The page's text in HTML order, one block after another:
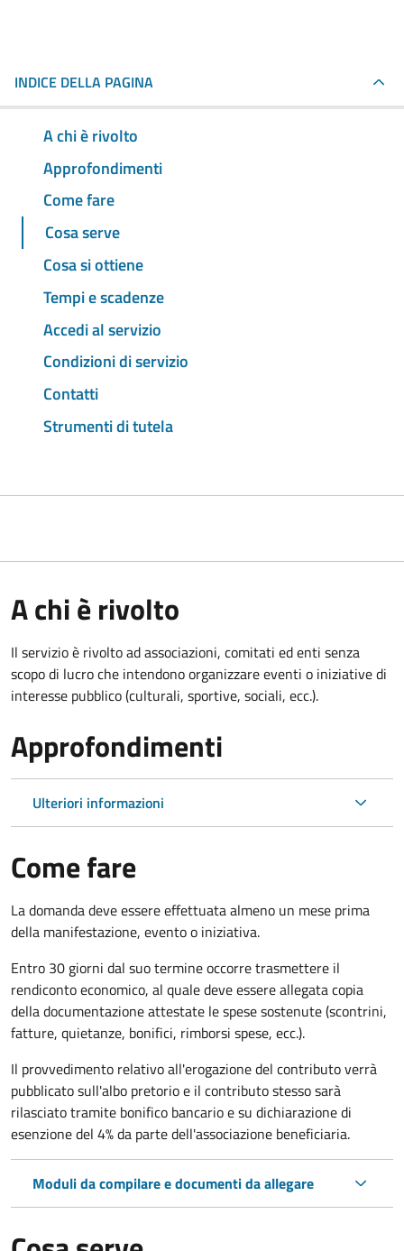
INDICE DELLA PAGINA
A chi è rivolto
Approfondimenti
Come fare
Cosa serve
Cosa si ottiene
Tempi e scadenze
Accedi al servizio
Condizioni di servizio
Contatti
Strumenti di tutela
A chi è rivolto
Il servizio è rivolto ad associazioni, comitati ed enti senza
scopo di lucro che intendono organizzare eventi o iniziative di
interesse pubblico (culturali, sportive, sociali, ecc.).
Approfondimenti
Ulteriori informazioni
Come fare
La domanda deve essere effettuata almeno un mese prima
della manifestazione, evento o iniziativa.
Entro 30 giorni dal suo termine occorre trasmettere il
rendiconto economico, al quale deve essere allegata copia
della documentazione attestate le spese sostenute (scontrini,
fatture, quietanze, bonifici, rimborsi spese, ecc.).
Il provvedimento relativo all'erogazione del contributo verrà
pubblicatosull'albo pretorio e il contributo stesso sarà
rilasciato tramite bonifico bancario e su dichiarazione di
esenzione del 4% da parte dell'associazione beneficiaria.
Moduli da compilare e documenti da allegare